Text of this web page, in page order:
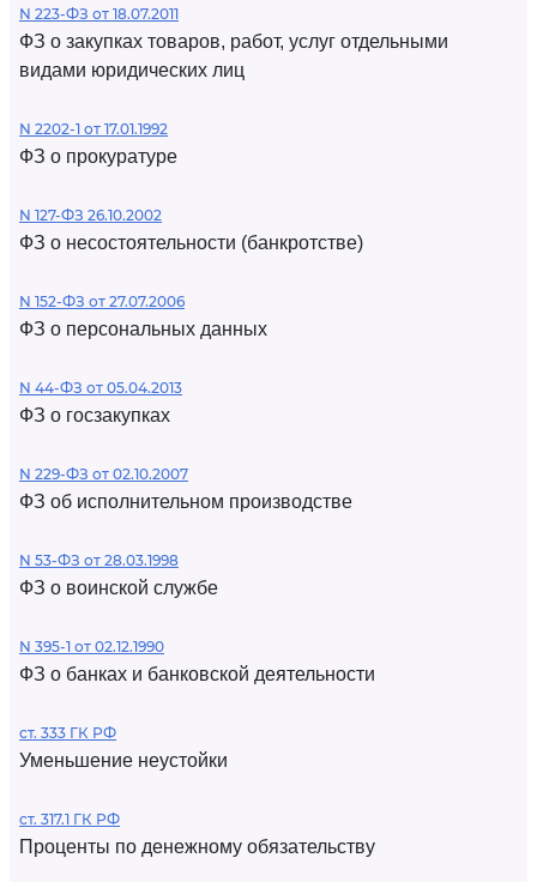
N 223-ФЗ от 18.07.2011
ФЗ о закупках товаров, работ, услуг отдельными
видами юридических лиц
N 2202-1 от 17.01.1992
ФЗ о прокуратуре
N 127-ФЗ 26.10.2002
ФЗ о несостоятельности (банкротстве)
N 152-ФЗ от 27.07.2006
ФЗ о персональных данных
N 44-ФЗ от 05.04.2013
ФЗ о госзакупках
N 229-ФЗ от 02.10.2007
ФЗ об исполнительном производстве
N 53-ФЗ от 28.03.1998
ФЗ о воинской службе
N 395-1 от 02.12.1990
ФЗ о банках и банковской деятельности
ст. 333 ГК РФ
Уменьшение неустойки
ст. 317.1 ГК РФ
Проценты по денежному обязательству